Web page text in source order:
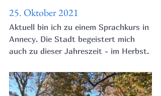
25. Oktober 2021
Aktuell bin ich zu einem Sprachkurs in
Annecy. Die Stadt begeistert mich
auch zu dieser Jahreszeit - im Herbst.